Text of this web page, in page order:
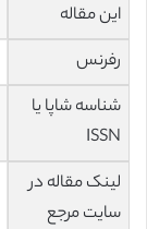
این مقاله
رفرنس
شناسه شاپا یا
ISSN
لینک مقاله در
سایت مرجع